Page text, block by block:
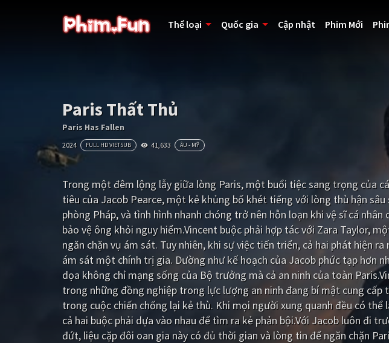
Thể loại Quốc gia Cập nhật Phim Mới
Paris Thất Thủ
Paris Has Fallen
2024 FULL HD VIETSUB 41,633 ÂU - MỸ
Trong một đêm lộng lẫy giữa lòng Paris, một buổi tiệc sang trọng của
tiêu của Jacob Pearce, một kẻ khủng bố khét tiếng với lòng thù hận
phòng Pháp, và tình hình nhanh chóng trở nên hỗn loạn khi vệ sĩ cá
bảo vệ ông khỏi nguy hiểm.Vincent buộc phải hợp tác với Zara Taylor,
ngăn chặn vụ ám sát. Tuy nhiên, khi sự việc tiến triển, cả hai phát hiện
ám sát một chính trị gia. Dường như kế hoạch của Jacob phức tạp hơn
dọa không chỉ mạng sống của Bộ trưởng mà cả an ninh của toàn
trong những đồng nghiệp trong lực lượng an ninh đang bí mật cung cấp
trong cuộc chiến chống lại kẻ thù. Khi mọi người xung quanh đều có
cả hai buộc phải dựa vào nhau để tìm ra kẻ phản bội.Với Jacob luôn đi
đứt, liệu cặp đôi oan gia này có đủ thời gian và lòng tin để ngăn chặn